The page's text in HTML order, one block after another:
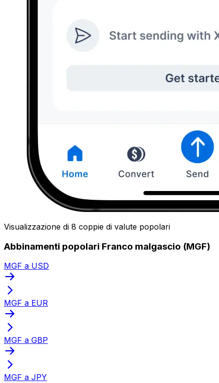
Visualizzazione di 8 coppie di valute popolari
Abbinamenti popolari Franco malgascio (MGF)
MGF a USD
MGF a EUR
MGF a GBP
MGF a JPY